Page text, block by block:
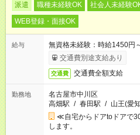
派遣 職種未経験OK 社会人未経験
WEB登録・面接OK
給与
無資格未経験：時給1450
交通費別途支給あり
交通費 交通費全額支給
勤務地
名古屋市中川区
高畑駅 / 春田駅 / 山王(愛
≪自宅からドアtoドアで
します。